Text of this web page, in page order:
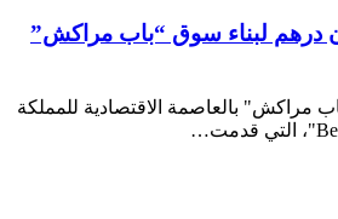
64 مليون درهم لبناء سوق “باب مراكش”
بالعاصمة الاقتصادية للمملكة